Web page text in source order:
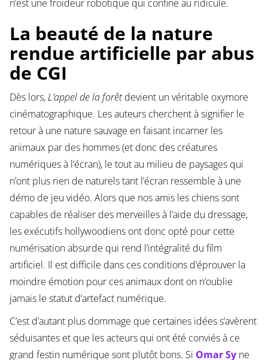
n’est une froideur robotique qui confine au ridicule.
La beauté de la nature
rendue artificielle par abus
de CGI
Dès lors,L’appel de la forêtdevient un véritable oxymore
cinématographique. Les auteurs cherchent à signifier le
retour à une nature sauvage en faisant incarner les
animaux par des hommes (et donc des créatures
numériques à l’écran), le tout au milieu de paysages qui
n’ont plus rien de naturels tant l’écran ressemble à une
démo de jeu vidéo. Alors que nos amis les chiens sont
capables de réaliser des merveilles à l’aide du dressage,
les exécutifs hollywoodiens ont donc opté pour cette
numérisation absurde qui rend l’intégralité du film
artificiel. Il est difficile dans ces conditions d’éprouver la
moindre émotion pour ces animaux dont on n’oublie
jamais le statut d’artefact numérique.
C’est d’autant plus dommage que certaines idées s’avèrent
séduisantes et que les acteurs qui ont été conviés à ce
grand festin numérique sont plutôt bons. Si Omar Sy ne